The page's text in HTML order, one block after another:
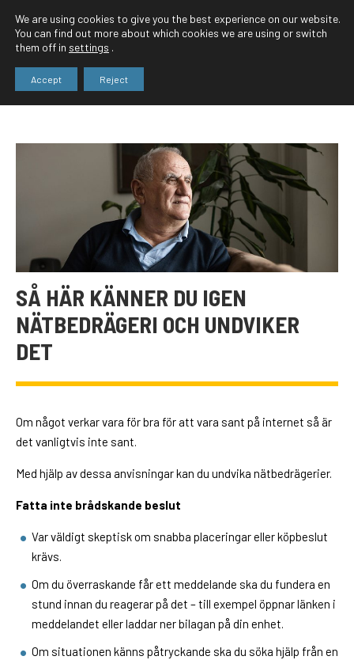
SÅ HÄR KÄNNER DU IGEN
NÄTBEDRÄGERI OCH UNDVIKER
DET
Om något verkar vara för bra för att vara sant på internet så är
det vanligtvis inte sant.
Med hjälp av dessa anvisningar kan du undvika nätbedrägerier.
Fatta inte brådskande beslut
Var väldigt skeptisk om snabba placeringar eller köpbeslut
krävs.
Om du överraskande får ett meddelande ska du fundera en
stund innan du reagerar på det – till exempel öppnar länken i
meddelandet eller laddar ner bilagan på din enhet.
Om situationen känns påtryckande ska du söka hjälp från en
We are using cookies to give you the best experience on our website.
You can find out more about which cookies we are using or switch
them off in settings .
Accept Reject